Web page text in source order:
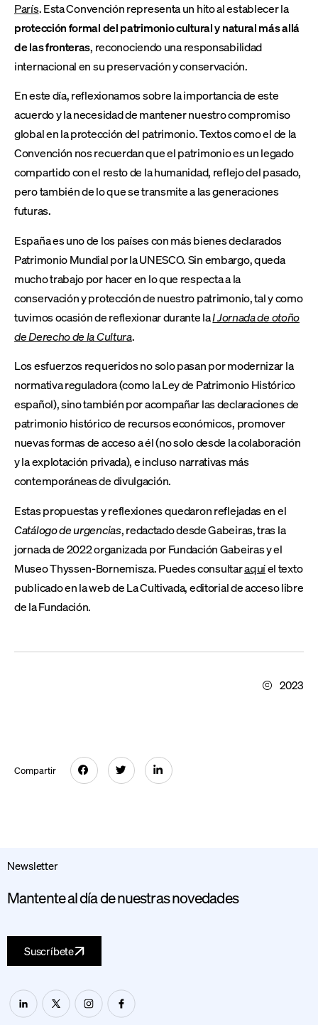
París. Esta Convención representa un hito al establecer la
protección formal del patrimonio cultural y natural más allá
de las fronteras, reconociendo una responsabilidad
internacional en su preservación y conservación.
En este día, reflexionamos sobre la importancia de este
acuerdo y la necesidad de mantener nuestro compromiso
global en la protección del patrimonio. Textos como el de la
Convención nos recuerdan que el patrimonio es un legado
compartido con el resto de la humanidad, reflejo del pasado,
pero también de lo que se transmite a las generaciones
futuras.
España es uno de los países con más bienes declarados
Patrimonio Mundial por la UNESCO. Sin embargo, queda
mucho trabajo por hacer en lo que respecta a la
conservación y protección de nuestro patrimonio, tal y como
tuvimos ocasión de reflexionar durante laI Jornada de otoño
de Derecho de la Cultura.
Los esfuerzos requeridos no solo pasan por modernizar la
normativa reguladora (como la Ley de Patrimonio Histórico
español), sino también por acompañar las declaraciones de
patrimonio histórico de recursos económicos, promover
nuevas formas de acceso a él (no solo desde la colaboración
y la explotación privada), e incluso narrativas más
contemporáneas de divulgación.
Estas propuestas y reflexiones quedaron reflejadas en el
Catálogo de urgencias, redactado desde Gabeiras, tras la
jornada de 2022 organizada por Fundación Gabeiras y el
Museo Thyssen-Bornemisza. Puedes consultaraquíel texto
publicado en la web de La Cultivada, editorial de acceso libre
de la Fundación.
2023
Compartir
Newsletter
Mantente al día de nuestras novedades
Suscríbete